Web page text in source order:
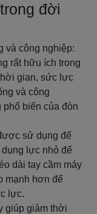
đời
và công nghiệp:
rất hữu ích trong
gian, sức lực
và công
biến của đòn
sử dụng để
lực nhỏ để
dài tay cầm máy
mạnh hơn để
lực.
giúp giảm thời